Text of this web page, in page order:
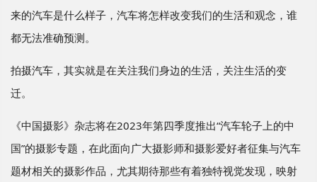
来的汽车是什么样子，汽车将怎样改变我们的生活和观念，谁
都无法准确预测。
拍摄汽车，其实就是在关注我们身边的生活，关注生活的变
迁。
《中国摄影》杂志将在2023年第四季度推出“汽车轮子上的中
国”的摄影专题，在此面向广大摄影师和摄影爱好者征集与汽车
题材相关的摄影作品，尤其期待那些有着独特视觉发现，映射